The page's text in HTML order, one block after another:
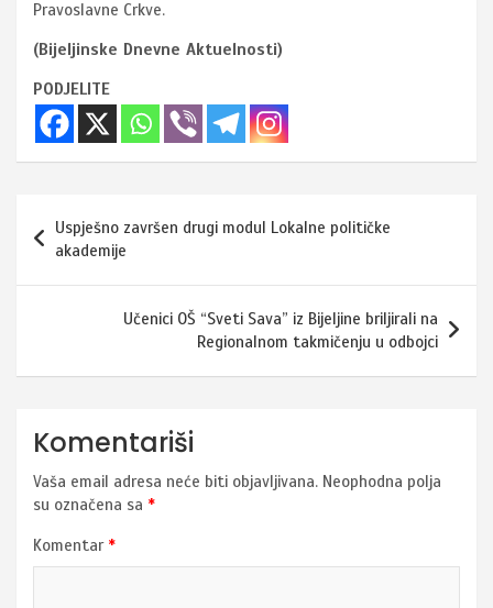
Pravoslavne Crkve.
(Bijeljinske Dnevne Aktuelnosti)
PODJELITE
Navigacija
članaka
Uspješno završen drugi modul Lokalne političke
akademije
Učenici OŠ “Sveti Sava” iz Bijeljine briljirali na
Regionalnom takmičenju u odbojci
Komentariši
Vaša email adresa neće biti objavljivana. Neophodna polja
su označena sa *
Komentar *